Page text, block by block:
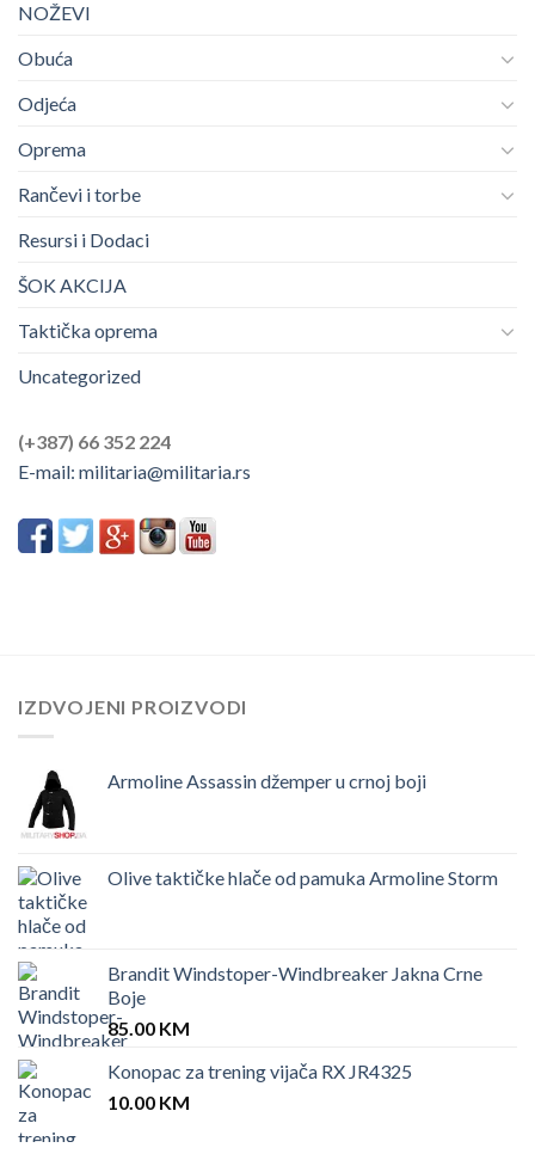
NOŽEVI
Obuća
Odjeća
Oprema
Rančevi i torbe
Resursi i Dodaci
ŠOK AKCIJA
Taktička oprema
Uncategorized
(+387) 66 352 224
E-mail: militaria@militaria.rs
IZDVOJENI PROIZVODI
Armoline Assassin džemper u crnoj boji
Olive taktičke hlače od pamuka Armoline Storm
Brandit Windstoper-Windbreaker Jakna Crne
Boje
85.00 KM
Konopac za trening vijača RX JR4325
10.00 KM